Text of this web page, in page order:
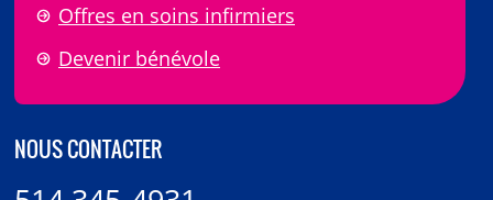
Offres en soins infirmiers
Devenir bénévole
NOUS CONTACTER